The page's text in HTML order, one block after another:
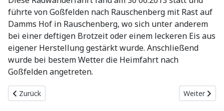
führte von Goßfelden nach Rauschenberg mit Rast auf
Damms Hof in Rauschenberg, wo sich unter anderem
bei einer deftigen Brotzeit oder einem leckeren Eis aus
eigener Herstellung gestärkt wurde. Anschließend
wurde bei bestem Wetter die Heimfahrt nach
Goßfelden angetreten.
Vorheriger Beitrag: 22.09.2013 - Letzte Radwanderfahrt 2013
Zurück Nächster
Weiter